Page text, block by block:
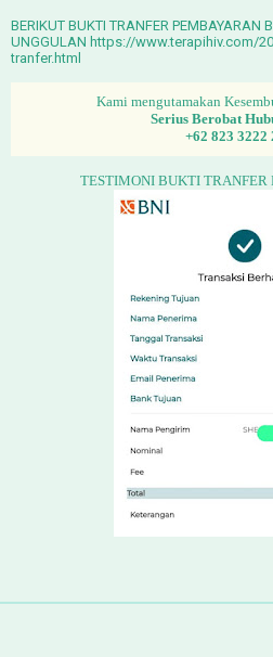
BERIKUT BUKTI TRANFER PEMBAYARAN
UNGGULAN https://www.terapihiv.com/
tranfer.html
Kami mengutamakan
Serius Berobat
+62 823 3222
TESTIMONI BUKTI TRANFER